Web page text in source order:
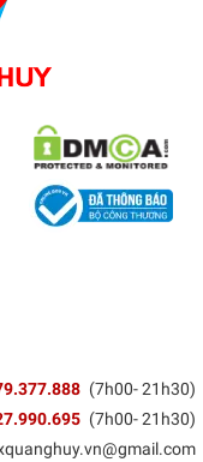
Đồng- Phước Tân-
(7h00- 21h30)
(7h00- 21h30)